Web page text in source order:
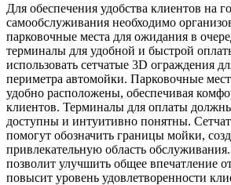
Для обеспечения удобства клиентов на
самообслуживания необходимо
парковочные места для ожидания в
терминалы для удобной и быстрой
использовать сетчатые 3D ограждения
периметра автомойки. Парковочные
удобно расположены, обеспечивая
клиентов. Терминалы для оплаты
доступны и интуитивно понятны.
помогут обозначить границы мойки,
привлекательную область
позволит улучшить общее впечатление
повысит уровень удовлетворенности